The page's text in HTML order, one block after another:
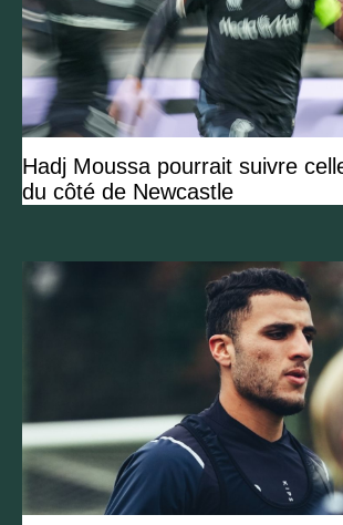
Hadj Moussa pourrait suivre
du côté de Newcastle